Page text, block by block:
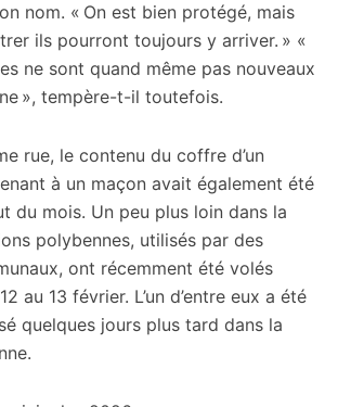
nom. « On est bien protégé, mais
ils pourront toujours y arriver. » «
ne sont quand même pas nouveaux
», tempère-t-il toutefois.
rue, le contenu du coffre d’un
à un maçon avait également été
du mois. Un peu plus loin dans la
polybennes, utilisés par des
ont récemment été volés
au 13 février. L’un d’entre eux a été
quelques jours plus tard dans la